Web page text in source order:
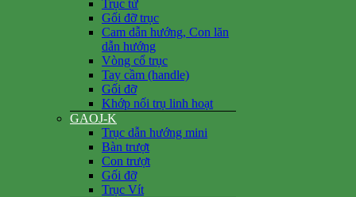
Trục từ
Gối đỡ trục
Cam dẫn hướng, Con lăn
dẫn hướng
Vòng cổ trục
Tay cầm (handle)
Gối đỡ
Khớp nối trụ linh hoạt
GAOJ-K
Trục dẫn hướng mini
Bàn trượt
Con trượt
Gối đỡ
Trục Vít